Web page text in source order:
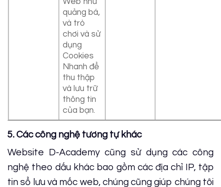
quảng bá,
và trò
chơi và sử
dụng
Cookies
Nhanh để
thu thập
và lưu trữ
thông tin
của bạn.
5. Các công nghệ tương tự khác
Website D-Academy cũng sử dụng các công
nghệ theo dấu khác bao gồm các địa chỉ IP, tập
tin sổ lưu và mốc web, chúng cũng giúp chúng tôi